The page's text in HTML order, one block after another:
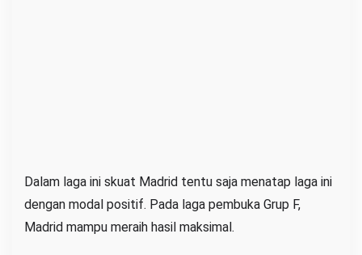
Dalam laga ini skuat Madrid tentu saja menatap laga ini
dengan modal positif. Pada laga pembuka Grup F,
Madrid mampu meraih hasil maksimal.